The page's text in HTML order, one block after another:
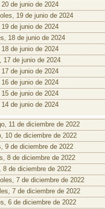
de junio de 2024
19 de junio de 2024
de junio de 2024
18 de junio de 2024
de junio de 2024
17 de junio de 2024
de junio de 2024
de junio de 2024
de junio de 2024
de junio de 2024
11 de diciembre de 2022
10 de diciembre de 2022
9 de diciembre de 2022
8 de diciembre de 2022
8 de diciembre de 2022
7 de diciembre de 2022
7 de diciembre de 2022
6 de diciembre de 2022